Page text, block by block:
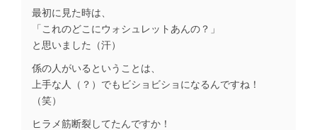
最初に見た時は、
「これのどこにウォシュレットあんの？」
と思いました（汗）
係の人がいるということは、
上手な人（？）でもビショビショになるんですね！
（笑）
ヒラメ筋断裂してたんですか！